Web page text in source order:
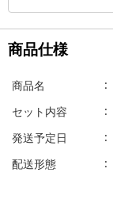
商品仕様
商品名
セット内容
発送予定日
配送形態